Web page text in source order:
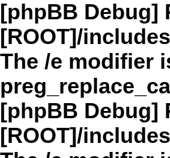
[phpBB Debug]
[ROOT]/
The /e modifier
[phpBB Debug]
[ROOT]/